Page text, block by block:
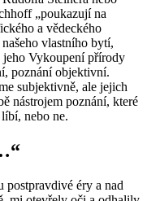
„poukazují na
a vědeckého
vlastního bytí,
jeho Vykoupení přírody
poznání objektivní.
subjektivně, ale jejich
nástrojem poznání, které
nebo ne.
postpravdivé éry a nad